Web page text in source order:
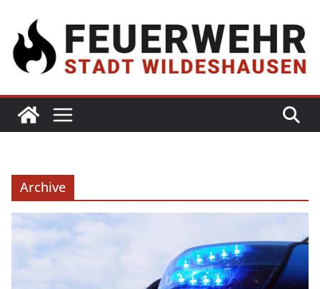
Archive